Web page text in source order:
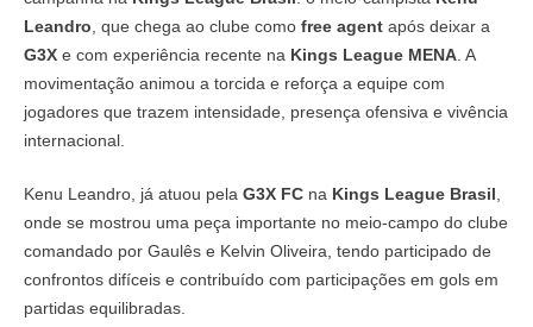
Leandro , que chega ao clube como free agent após deixar a
G3X e com experiência recente na Kings League MENA . A
movimentação animou a torcida e reforça a equipe com
jogadores que trazem intensidade, presença ofensiva e vivência
internacional.
Kenu Leandro, já atuou pela G3X FC na Kings League Brasil
onde se mostrou uma peça importante no meio-campo do clube
comandado por Gaulês e Kelvin Oliveira, tendo participado de
confrontos difíceis e contribuído com participações em gols em
partidas equilibradas.